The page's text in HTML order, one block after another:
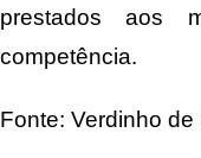
prestados aos
competência.
Fonte: Verdinho de